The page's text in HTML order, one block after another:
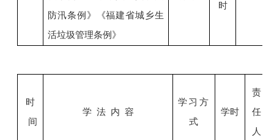
防汛条例》
《福建省城乡生
活垃圾管理条例》
时
时
间
学 法 内 容
学习方
式
学时
责
任
人